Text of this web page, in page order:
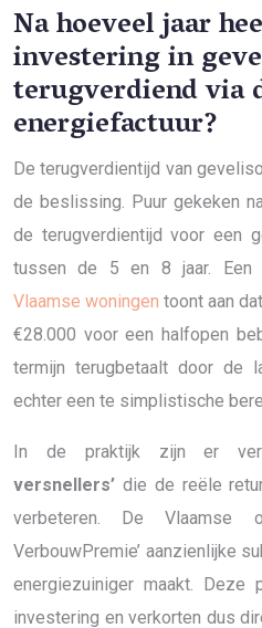
Na hoeveel jaar
investering in
terugverdiend via
energiefactuur?
De terugverdientijd van
de beslissing. Puur gekeken
de terugverdientijd voor een
tussen de 5 en 8 jaar.
Vlaamse woningen toont aan
€28.000 voor een halfopen
termijn terugbetaalt door de
echter een te simplistische
In de praktijk zijn er
versnellers’ die de reële
verbeteren. De Vlaamse
VerbouwPremie’ aanzienlijke
energiezuiniger maakt. Deze
investering en verkorten dus